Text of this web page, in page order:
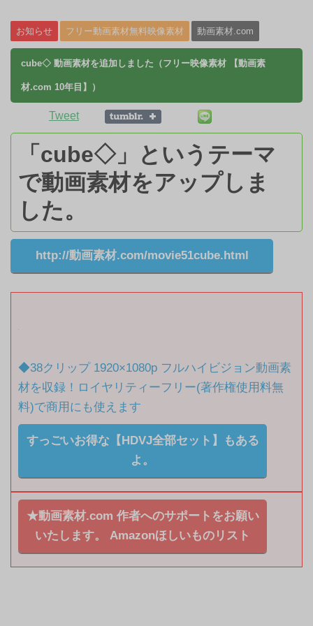
お知らせ フリー動画素材無料映像素材 動画素材.com
cube◇ 動画素材を追加しました（フリー映像素材 【動画素
材.com 10年目】）
Tweet
「cube◇」というテーマ
で動画素材をアップしま
した。
http://動画素材.com/movie51cube.html
◆38クリップ 1920×1080p フルハイビジョン動画素
材を収録！ロイヤリティーフリー(著作権使用料無
料)で商用にも使えます
すっごいお得な【HDVJ全部セット】もある
よ。
★動画素材.com 作者へのサポートをお願い
いたします。Amazonほしいものリスト
引です♪